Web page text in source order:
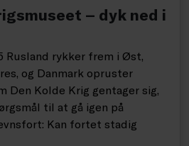
– dyk ned i
Rusland rykker frem i Øst,
og Danmark opruster
Den Kolde Krig gentager sig,
til at gå igen på
Kan fortet stadig